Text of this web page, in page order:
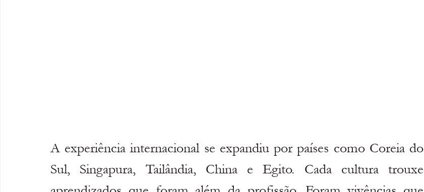
A experiência internacional se expandiu por países como Coreia do
Sul, Singapura, Tailândia, China e Egito. Cada cultura trouxe